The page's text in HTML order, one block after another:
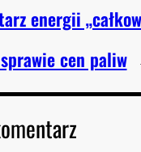
energii
cen paliw